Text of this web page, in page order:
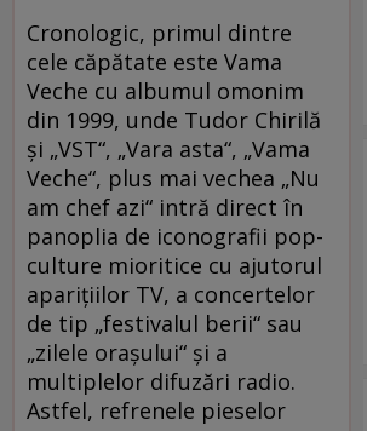
Cronologic, primul dintre
cele căpătate este Vama
Veche cu albumul omonim
din 1999, unde Tudor Chirilă
şi „VST“, „Vara asta“, „Vama
Veche“, plus mai vechea „Nu
am chef azi“ intră direct în
panoplia de iconografii pop-
culture mioritice cu ajutorul
apariţiilor TV, a concertelor
de tip „festivalul berii“ sau
„zilele oraşului“ şi a
multiplelor difuzări radio.
Astfel, refrenele pieselor